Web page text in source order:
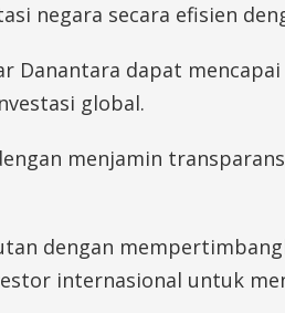
negara secara efisien
Danantara dapat
global.
menjamin
dengan
internasional untuk